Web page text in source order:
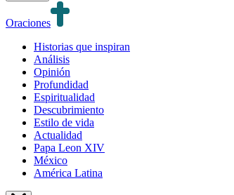
Oraciones
Historias que inspiran
Análisis
Opinión
Profundidad
Espiritualidad
Descubrimiento
Estilo de vida
Actualidad
Papa Leon XIV
México
América Latina